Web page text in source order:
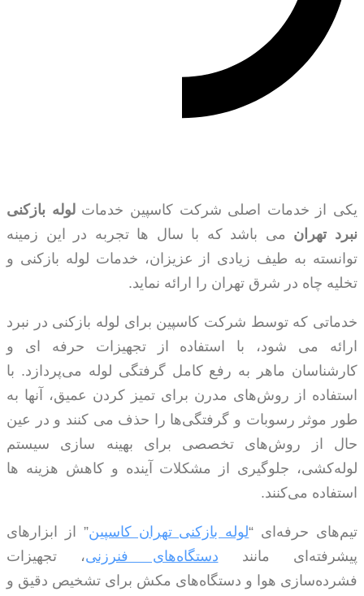
یکی از خدمات اصلی شرکت کاسپین خدماتلوله بازکنی
نبرد تهران می باشد که با سال ها تجربه در این زمینه
توانسته به طیف زیادی از عزیزان، خدمات لوله بازکنی و
تخلیه چاه در شرق تهران را ارائه نماید.
خدماتی که توسط شرکت کاسپین برای لوله بازکنی در نبرد
ارائه می شود، با استفاده از تجهیزات حرفه ای و
کارشناسان ماهر به رفع کامل گرفتگی لوله می‌پردازد. با
استفاده از روش‌های مدرن برای تمیز کردن عمیق، آنها به
طور موثر رسوبات و گرفتگی‌ها را حذف می کنند و در عین
حال از روش‌های تخصصی برای بهینه سازی سیستم
لوله‌کشی، جلوگیری از مشکلات آینده و کاهش هزینه ها
استفاده می‌کنند.
تیم‌های حرفه‌ای “لوله بازکنی تهران کاسپین” از ابزارهای
پیشرفته‌ای مانند دستگاه‌های فنرزنی، تجهیزات
فشرده‌سازی هوا و دستگاه‌های مکش برای تشخیص دقیق و